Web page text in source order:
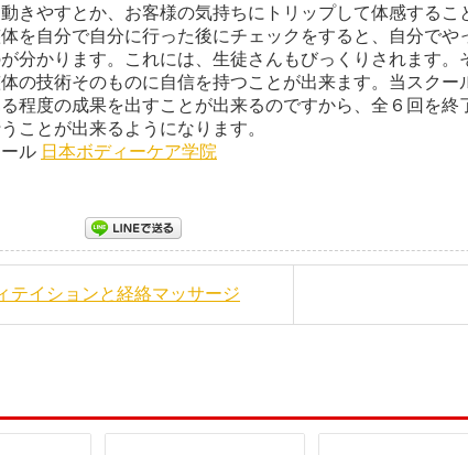
きやすとか、お客様の気持ちにトリップして体感する
を自分で自分に行った後にチェックをすると、自分でや
分かります。これには、生徒さんもびっくりされます。
の技術そのものに自信を持つことが出来ます。当スク
程度の成果を出すことが出来るのですから、全６回を
ことが出来るようになります。
ル 日本ボディーケア学院
テイションと経絡マッサージ